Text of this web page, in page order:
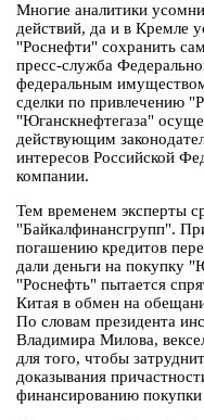
Многие аналитики
действий, да и в Кремле
"Роснефти" сохранить
пресс-служба
федеральным
сделки по привлечению
"Юганскнефтегаза"
действующим
интересов Российской
компании.
Тем временем эксперты
"Байкалфинансгрупп".
погашению кредитов
дали деньги на покупку
"Роснефть" пытается
Китая в обмен на
По словам президента
Владимира Милова,
для того, чтобы
доказывания
финансированию